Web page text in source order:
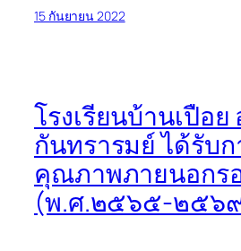
15 กันยายน 2022
โรงเรียนบ้านเปือย
กันทรารมย์ ได้รับ
คุณภาพภายนอกร
(พ.ศ.๒๕๖๕-๒๕๖